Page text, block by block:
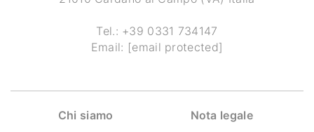
Tel.: +39 0331 734147
Email: [email protected]
Chi siamo Nota legale